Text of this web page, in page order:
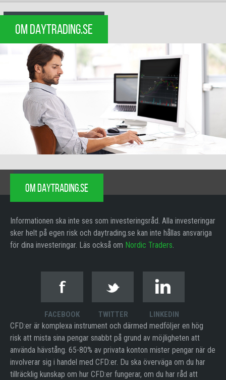
OM DAYTRADING.SE
OM DAYTRADING.SE
Informationen ska inte ses som investeringsråd. Alla investeringar
sker helt på egen risk och daytrading.se kan inte hållas ansvariga
för dina investeringar. Läs också om Nordic Traders.
FACEBOOK TWITTER LINKEDIN
CFD:er är komplexa instrument och därmed medföljer en hög
risk att mista sina pengar snabbt på grund av möjligheten att
använda hävstång. 65-80% av privata konton mister pengar när de
involverar sig i handel med CFD:er. Du ska överväga om du har
tillräcklig kunskap om hur CFD:er fungerar, om du har råd att